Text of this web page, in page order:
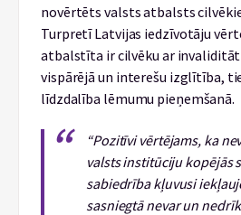
novērtēts valsts atbalsts
Turpretī Latvijas iedzīvotāju
atbalstīta ir cilvēku ar
vispārējā un interešu izglītība,
līdzdalība lēmumu pieņemšanā.
“Pozitīvi vērtējams, ka
valsts institūciju kopējās
sabiedrība kļuvusi
sasniegtā nevar un